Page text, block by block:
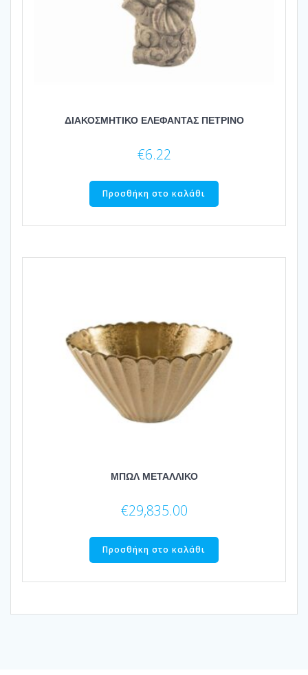
ΔΙΑΚΟΣΜΗΤΙΚΟ ΕΛΕΦΑΝΤΑΣ ΠΕΤΡΙΝΟ
€6.22
Προσθήκη στο καλάθι
ΜΠΩΛ ΜΕΤΑΛΛΙΚΟ
€29,835.00
Προσθήκη στο καλάθι